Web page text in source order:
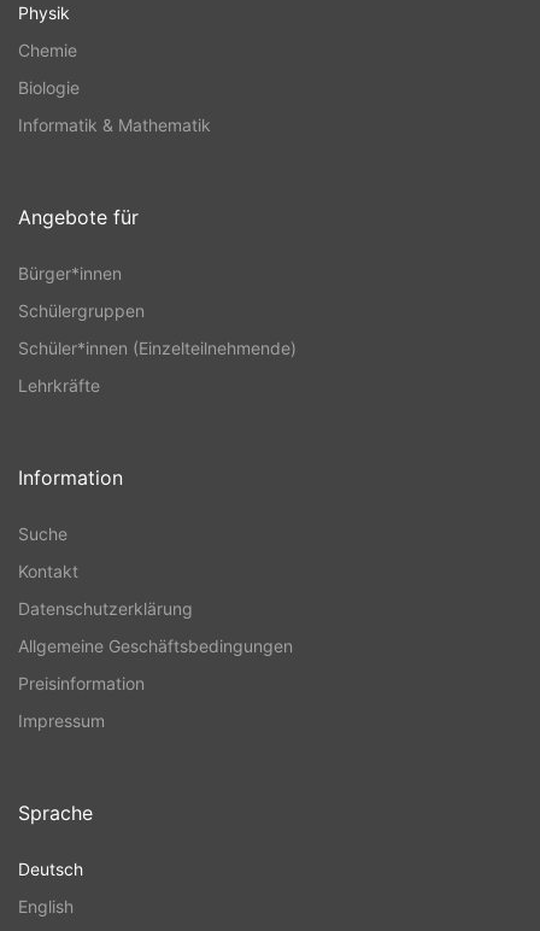
Physik
Chemie
Biologie
Informatik & Mathematik
Angebote für
Bürger*innen
Schülergruppen
Schüler*innen (Einzelteilnehmende)
Lehrkräfte
Information
Suche
Kontakt
Datenschutzerklärung
Allgemeine Geschäftsbedingungen
Preisinformation
Impressum
Sprache
Deutsch
English